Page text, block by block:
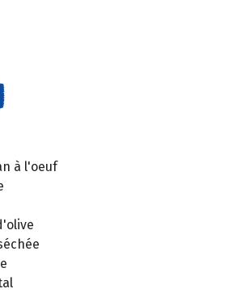
à l'oeuf